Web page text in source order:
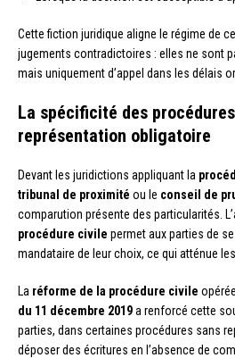
Cette fiction juridique aligne le régime de
jugements contradictoires : elles ne sont
mais uniquement d’appel dans les délais
La spécificité des
représentation obligatoire
Devant les juridictions appliquant la
tribunal de proximité ou le conseil de
comparution présente des particularités.
procédure civile permet aux parties de
mandataire de leur choix, ce qui atténue
La réforme de la procédure civile
du 11 décembre 2019a renforcé cette
parties, dans certaines procédures sans
déposer des écritures en l’absence de